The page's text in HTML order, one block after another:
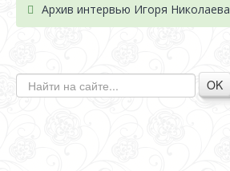
Архив интервью Игоря Николаева
OK